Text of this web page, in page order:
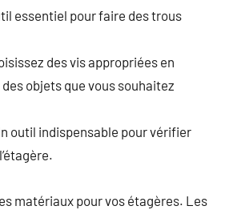
essentiel pour faire des trous
des vis appropriées en
objets que vous souhaitez
outil indispensable pour vérifier
matériaux pour vos étagères. Les